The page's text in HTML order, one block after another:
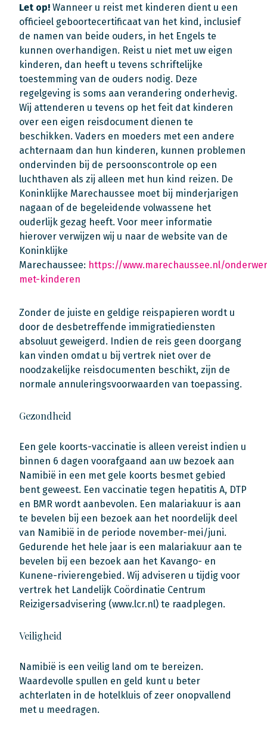
Let op! Wanneer u reist met kinderen dient u een
officieel geboortecertificaat van het kind, inclusief
de namen van beide ouders, in het Engels te
kunnen overhandigen. Reist u niet met uw eigen
kinderen, dan heeft u tevens schriftelijke
toestemming van de ouders nodig. Deze
regelgeving is soms aan verandering onderhevig.
Wij attenderen u tevens op het feit dat kinderen
over een eigen reisdocument dienen te
beschikken. Vaders en moeders met een andere
achternaam dan hun kinderen, kunnen problemen
ondervinden bij de persoonscontrole op een
luchthaven als zij alleen met hun kind reizen. De
Koninklijke Marechaussee moet bij minderjarigen
nagaan of de begeleidende volwassene het
ouderlijk gezag heeft. Voor meer informatie
hierover verwijzen wij u naar de website van de
Koninklijke
Marechaussee: https://www.marechaussee.nl/
met-kinderen
Zonder de juiste en geldige reispapieren wordt u
door de desbetreffende immigratiediensten
absoluut geweigerd. Indien de reis geen doorgang
kan vinden omdat u bij vertrek niet over de
noodzakelijke reisdocumenten beschikt, zijn de
normale annuleringsvoorwaarden van toepassing.
Gezondheid
Een gele koorts-vaccinatie is alleen vereist indien u
binnen 6 dagen voorafgaand aan uw bezoek aan
Namibië in een met gele koorts besmet gebied
bent geweest. Een vaccinatie tegen hepatitis A, DTP
en BMR wordt aanbevolen. Een malariakuur is aan
te bevelen bij een bezoek aan het noordelijk deel
van Namibië in de periode november-mei/juni.
Gedurende het hele jaar is een malariakuur aan te
bevelen bij een bezoek aan het Kavango- en
Kunene-rivierengebied. Wij adviseren u tijdig voor
vertrek het Landelijk Coördinatie Centrum
Reizigersadvisering (www.lcr.nl) te raadplegen.
Veiligheid
Namibië is een veilig land om te bereizen.
Waardevolle spullen en geld kunt u beter
achterlaten in de hotelkluis of zeer onopvallend
met u meedragen.